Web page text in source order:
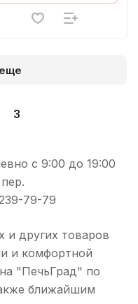
3
с 9:00 до 19:00
79-79
и других товаров
и комфортной
"ПечьГрад" по
ближайшим